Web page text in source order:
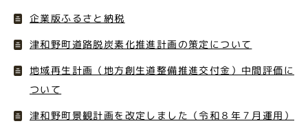
企業版ふるさと納税
津和野町道路脱炭素化推進計画の策定について
地域再生計画（地方創生道整備推進交付金）中間評価に
ついて
津和野町景観計画を改定しました（令和８年７月運用）